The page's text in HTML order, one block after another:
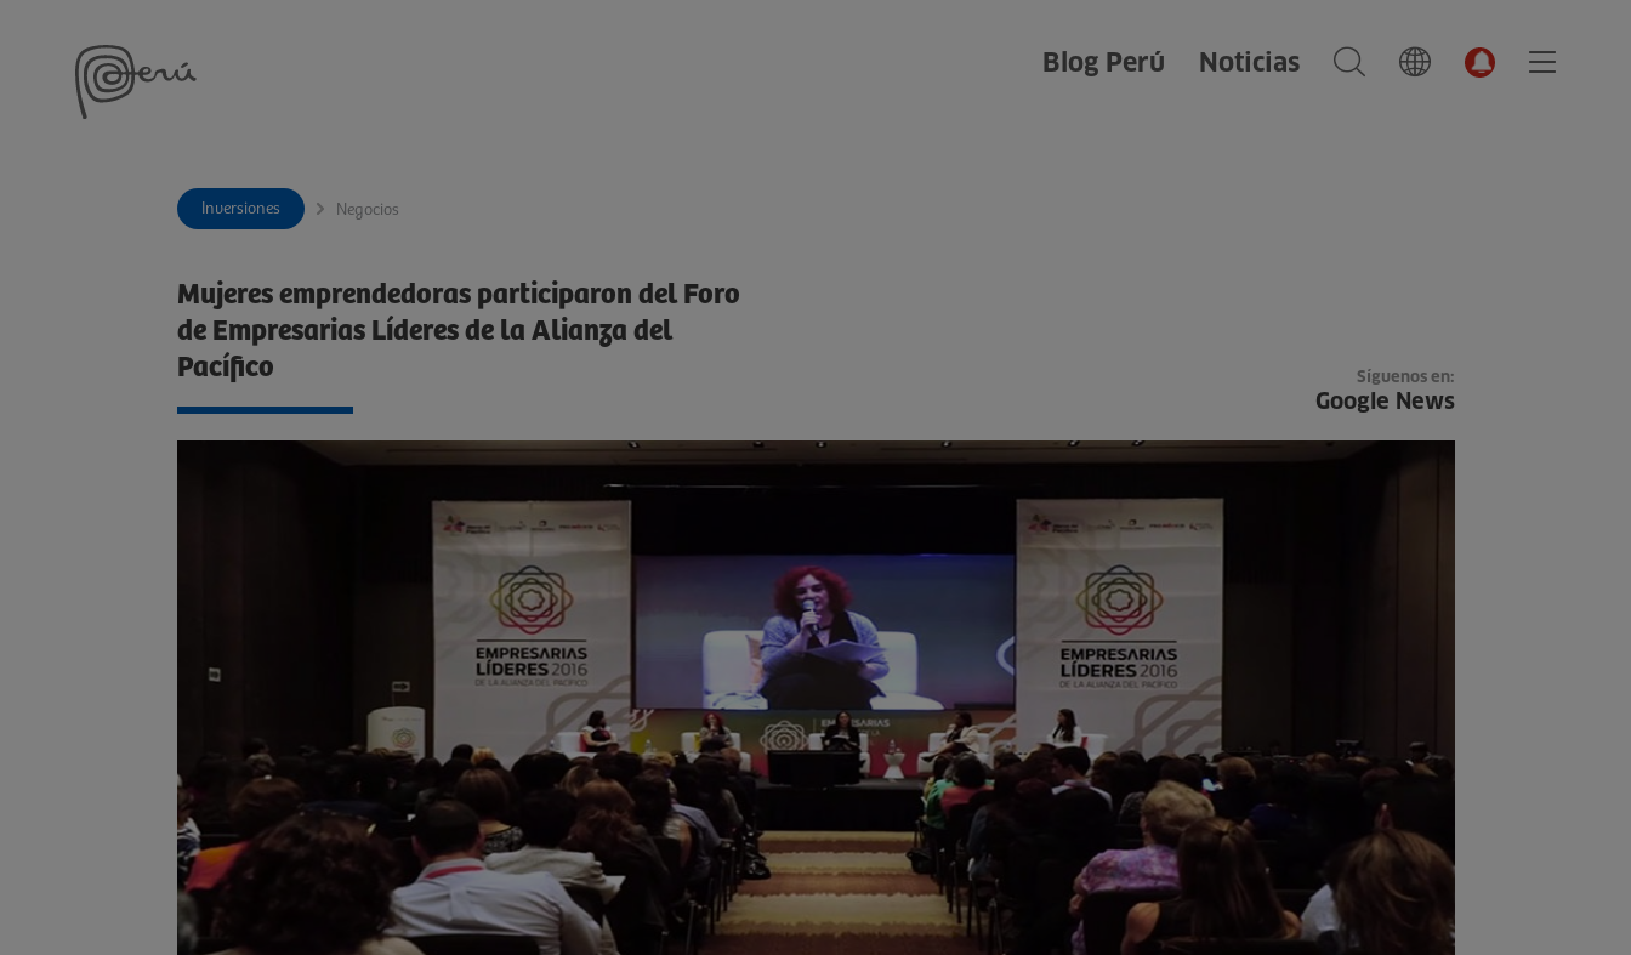
Blog Perú Noticias
Inversiones Negocios
Mujeres emprendedoras participaron del Foro
de Empresarias Líderes de la Alianza del
Pacífico
Síguenos en:
Google News